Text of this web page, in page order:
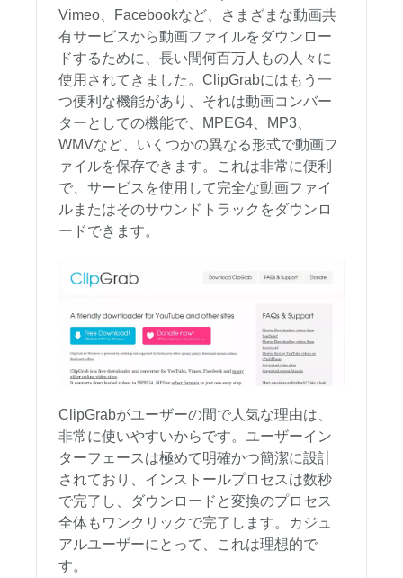
Vimeo、Facebookなど、さまざまな動画共
有サービスから動画ファイルをダウンロー
ドするために、長い間何百万人もの人々に
使用されてきました。ClipGrabにはもう一
つ便利な機能があり、それは動画コンバー
ターとしての機能で、MPEG4、MP3、
WMVなど、いくつかの異なる形式で動画フ
ァイルを保存できます。これは非常に便利
で、サービスを使用して完全な動画ファイ
ルまたはそのサウンドトラックをダウンロ
ードできます。
ClipGrabがユーザーの間で人気な理由は、
非常に使いやすいからです。ユーザーイン
ターフェースは極めて明確かつ簡潔に設計
されており、インストールプロセスは数秒
で完了し、ダウンロードと変換のプロセス
全体もワンクリックで完了します。カジュ
アルユーザーにとって、これは理想的で
す。